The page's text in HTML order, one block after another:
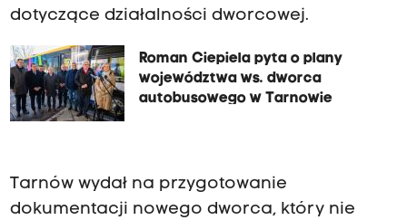
dotyczące działalności dworcowej.
Roman Ciepiela pyta o plany
województwa ws. dworca
autobusowego w Tarnowie
Tarnów wydał na przygotowanie
dokumentacji nowego dworca, który nie